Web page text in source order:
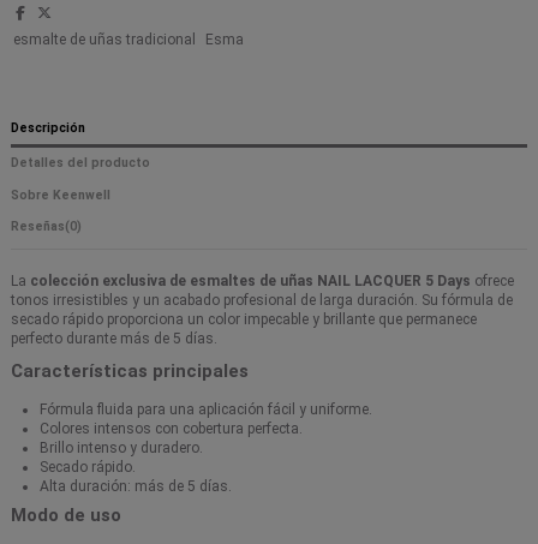
esmalte de uñas tradicional Esma
Descripción
Detalles del producto
Sobre Keenwell
Reseñas(0)
La colección exclusiva de esmaltes de uñas NAIL LACQUER 5 Days ofrece
tonos irresistibles y un acabado profesional de larga duración. Su fórmula de
secado rápido proporciona un color impecable y brillante que permanece
perfecto durante más de 5 días.
Características principales
Fórmula fluida para una aplicación fácil y uniforme.
Colores intensos con cobertura perfecta.
Brillo intenso y duradero.
Secado rápido.
Alta duración: más de 5 días.
Modo de uso